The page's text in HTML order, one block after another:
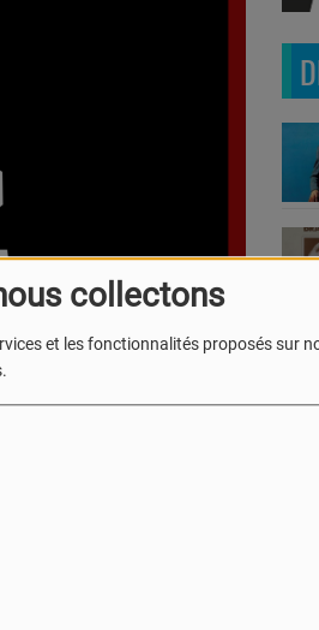
collectons
et les fonctionnalités proposés sur
Jade FM